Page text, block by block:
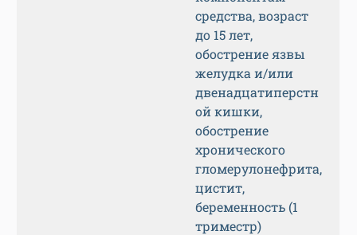
средства, возраст
до 15 лет,
обострение язвы
желудка и/или
двенадцатиперстн
ой кишки,
обострение
хронического
гломерулонефрита,
цистит,
беременность (1
триместр)